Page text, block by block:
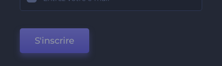
S'inscrire